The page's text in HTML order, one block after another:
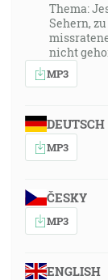
Thema:
Sehern,
nicht
MP3
DEUTSCH
MP3
ČESKY
MP3
ENGLISH